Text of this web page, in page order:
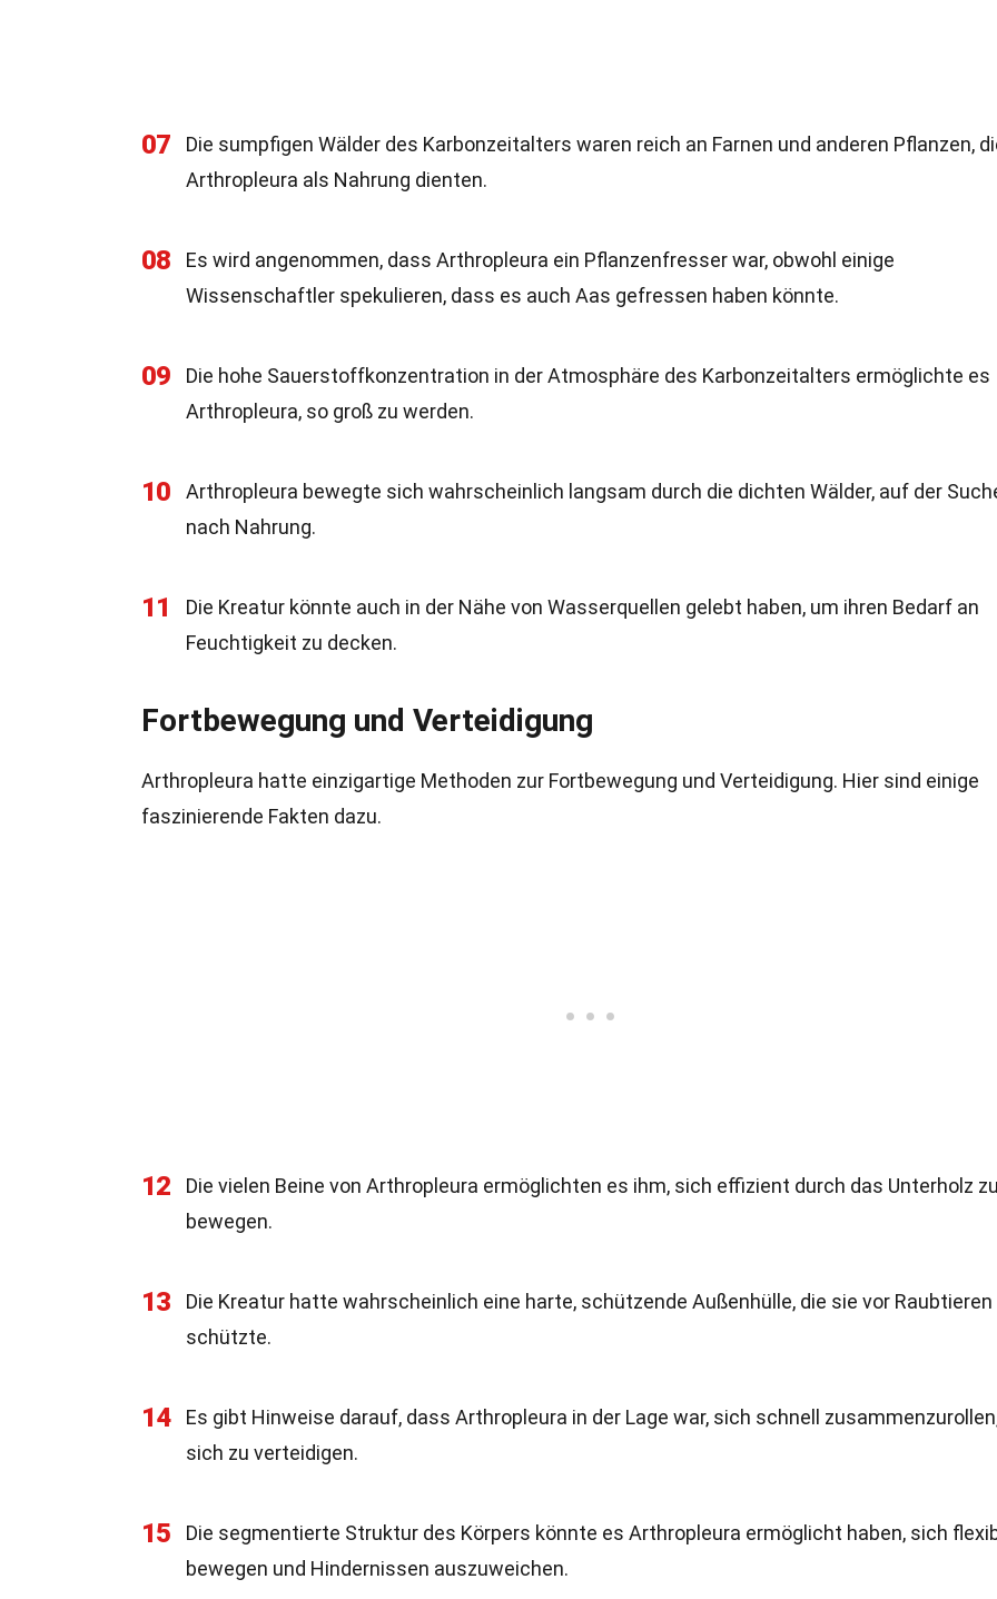
07
Die sumpfigen Wälder des Karbonzeitalters waren reich an Farnen und anderen Pflanzen,
Arthropleura als Nahrung dienten.
08
Es wird angenommen, dass Arthropleura ein Pflanzenfresser war, obwohl einige
Wissenschaftler spekulieren, dass es auch Aas gefressen haben könnte.
09
Die hohe Sauerstoffkonzentration in der Atmosphäre des Karbonzeitalters ermöglichte es
Arthropleura, so groß zu werden.
10
Arthropleura bewegte sich wahrscheinlich langsam durch die dichten Wälder, auf der
nach Nahrung.
11
Die Kreatur könnte auch in der Nähe von Wasserquellen gelebt haben, um ihren Bedarf an
Feuchtigkeit zu decken.
Fortbewegung und Verteidigung
Arthropleura hatte einzigartige Methoden zur Fortbewegung und Verteidigung. Hier sind einige
faszinierende Fakten dazu.
12
Die vielen Beine von Arthropleura ermöglichten es ihm, sich effizient durch das Unterholz
bewegen.
13
Die Kreatur hatte wahrscheinlich eine harte, schützende Außenhülle, die sie vor Raubtieren
schützte.
14
Es gibt Hinweise darauf, dass Arthropleura in der Lage war, sich schnell
sich zu verteidigen.
15
Die segmentierte Struktur des Körpers könnte es Arthropleura ermöglicht haben, sich
bewegen und Hindernissen auszuweichen.